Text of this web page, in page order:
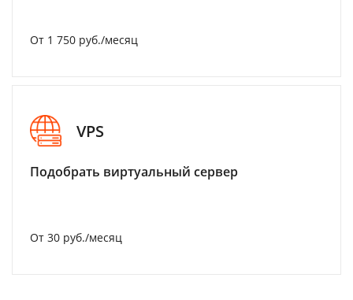
От 1 750 руб./месяц
VPS
Подобрать виртуальный сервер
От 30 руб./месяц